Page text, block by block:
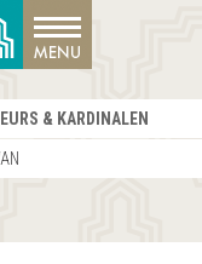
& KARDINALEN